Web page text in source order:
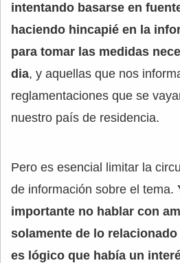
intentando basarse en
haciendo hincapié en la
para tomar las medidas
dia, y aquellas que nos
reglamentaciones que se
nuestro país de residencia.
Pero es esencial limitar la
de información sobre el tema.
importante no hablar con
solamente de lo
es lógico que había un